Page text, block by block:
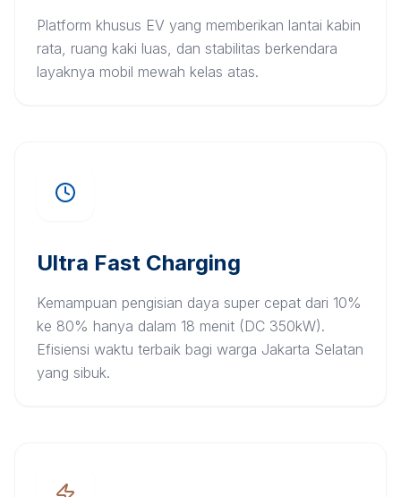
Platform khusus EV yang memberikan lantai kabin
rata, ruang kaki luas, dan stabilitas berkendara
layaknya mobil mewah kelas atas.
Ultra Fast Charging
Kemampuan pengisian daya super cepat dari 10%
ke 80% hanya dalam 18 menit (DC 350kW).
Efisiensi waktu terbaik bagi warga Jakarta Selatan
yang sibuk.